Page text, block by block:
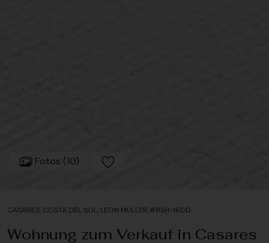
Fotos (10)
CASARES, COSTA DEL SOL, LEON MÜLLER #BSH-160D
Wohnung zum Verkauf in Casares